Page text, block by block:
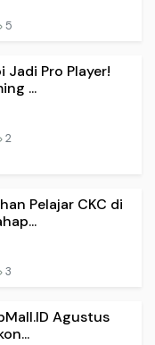
5
Pro Player!
...
2
Pelajar CKC di
3
Agustus